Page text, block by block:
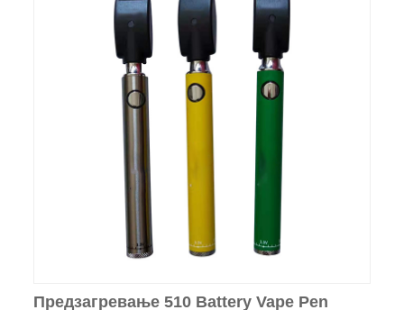
Предзагревање 510 Battery Vape Pen